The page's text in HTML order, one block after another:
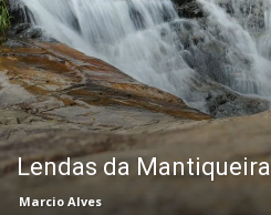
Lendas da Mantiqueira
Marcio Alves